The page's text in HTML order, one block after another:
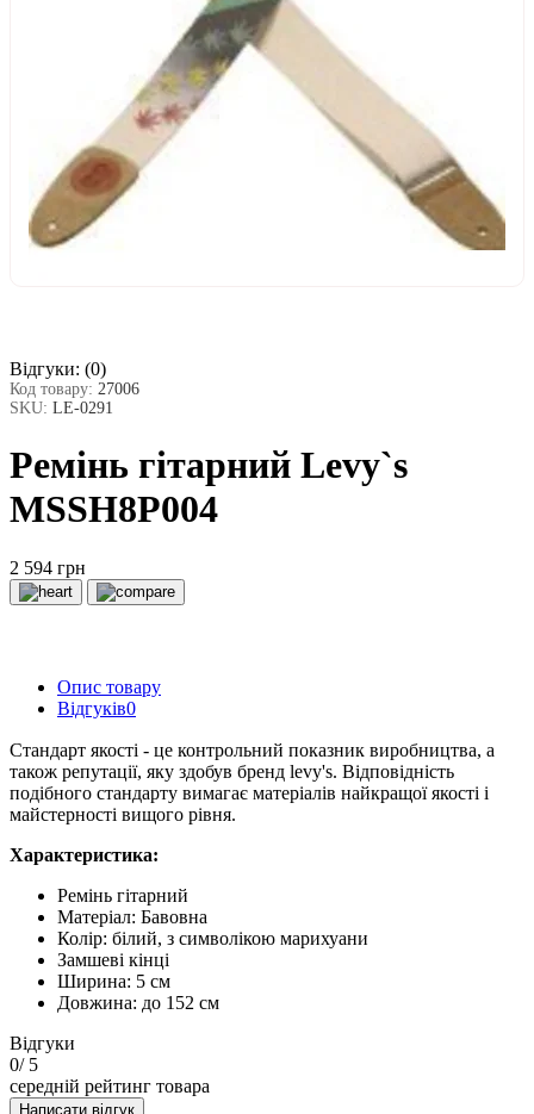
Відгуки: (0)
Код товару: 27006
SKU: LE-0291
Ремінь гітарний Levy`s
MSSH8P004
2 594 грн
Опис товару
Відгуків0
Стандарт якості - це контрольний показник виробництва, а
також репутації, яку здобув бренд levy's. Відповідність
подібного стандарту вимагає матеріалів найкращої якості і
майстерності вищого рівня.
Характеристика:
Ремінь гітарний
Матеріал: Бавовна
Колір: білий, з символікою марихуани
Замшеві кінці
Ширина: 5 см
Довжина: до 152 см
Відгуки
0/ 5
середній рейтинг товара
Написати відгук